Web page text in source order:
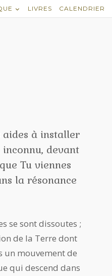
LIVRES CALENDRIER
aides à installer
devant
Tu viennes
la résonance
se sont dissoutes ;
de la Terre dont
un mouvement de
qui descend dans